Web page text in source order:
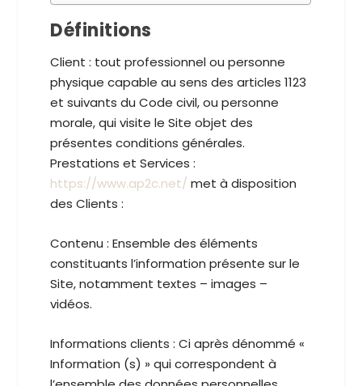
Définitions
Client : tout professionnel ou personne
physique capable au sens des articles 1123
et suivants du Code civil, ou personne
morale, qui visite le Site objet des
présentes conditions générales.
Prestations et Services :
https://www.ap2c.net/ met à disposition
des Clients :
Contenu : Ensemble des éléments
constituants l’information présente sur le
Site, notamment textes – images –
vidéos.
Informations clients : Ci après dénommé «
Information (s) » qui correspondent à